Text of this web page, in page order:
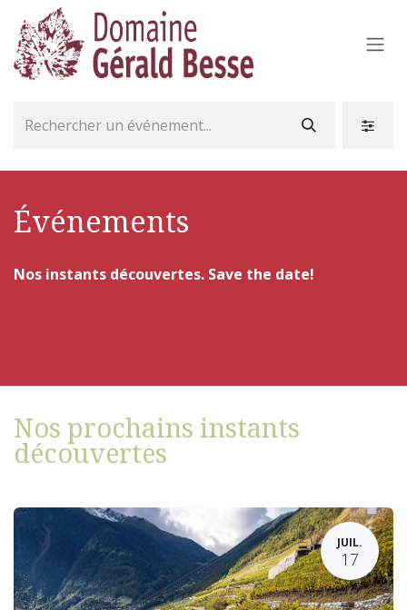
Se rendre au contenu
Événements
Nos instants découvertes. Save the date!
Nos prochains instants ​​​​
découvertes
JUIL.
17